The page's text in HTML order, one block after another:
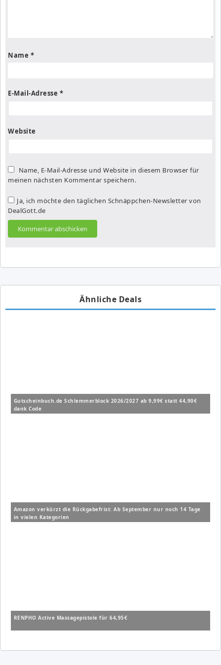
Name *
E-Mail-Adresse *
Website
Name, E-Mail-Adresse und Website in diesem Browser für
meinen nächsten Kommentar speichern.
Ja, ich möchte den täglichen Schnäppchen-Newsletter von
DealGott.de
Ähnliche Deals
Gutscheinbuch.de Schlemmerblock 2026/2027 ab 9,99€ statt 44,90€
dank Code
Amazon verkürzt die Rückgabefrist: Ab September nur noch 14 Tage
in vielen Kategorien
RENPHO Active Massagepistole für 64,95€